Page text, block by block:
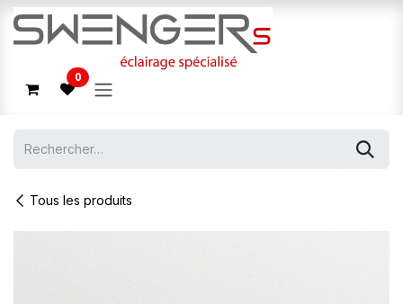
Se rendre au contenu
0
Tous les produits